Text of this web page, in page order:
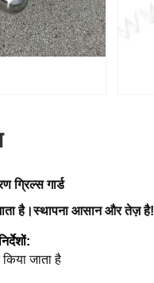
ग्रिल्स गार्ड
है।स्थापना आसान और तेज़ है!
जाता है